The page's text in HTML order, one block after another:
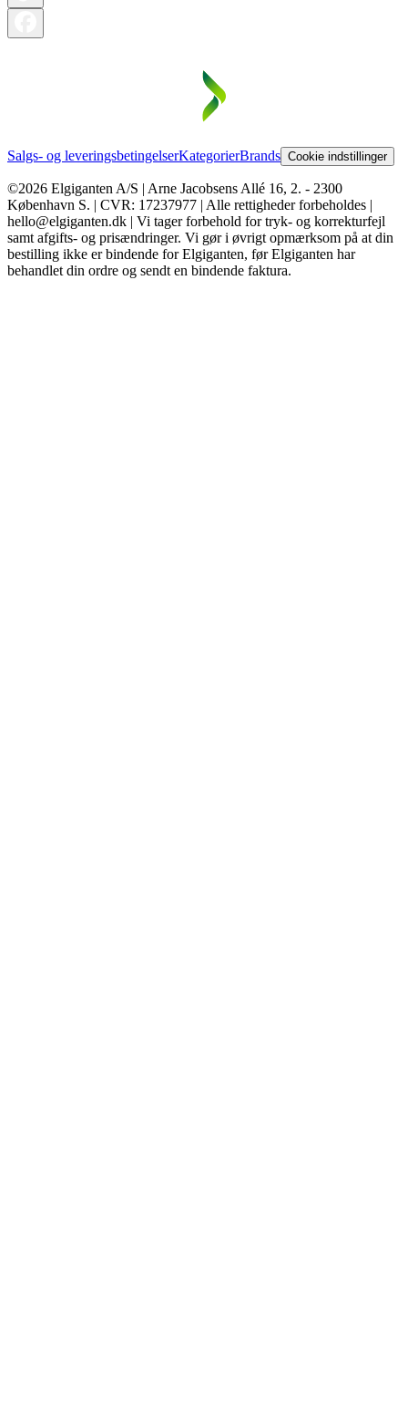
Salgs- og leveringsbetingelserKategorierBrands Cookie indstillinger
©2026 Elgiganten A/S | Arne Jacobsens Allé 16, 2. - 2300
København S. | CVR: 17237977 | Alle rettigheder forbeholdes |
hello@elgiganten.dk | Vi tager forbehold for tryk- og korrekturfejl
samt afgifts- og prisændringer. Vi gør i øvrigt opmærksom på at din
bestilling ikke er bindende for Elgiganten, før Elgiganten har
behandlet din ordre og sendt en bindende faktura.